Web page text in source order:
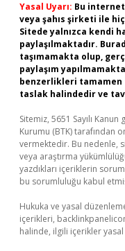
Yasal Uyarı: Bu
veya şahıs şirketi ile
Sitede yalnızca kendi
paylaşılmaktadır.
taşımamakta olup,
paylaşım
benzerlikleri
taslak halindedir ve
Sitemiz, 5651 Sayılı
Kurumu (BTK) tarafından
vermektedir. Bu nedenle,
veya araştırma
yazdıkları içeriklerin
bu sorumluluğu kabul
Hukuka ve yasal
içerikleri,
halinde, ilgili içerikler